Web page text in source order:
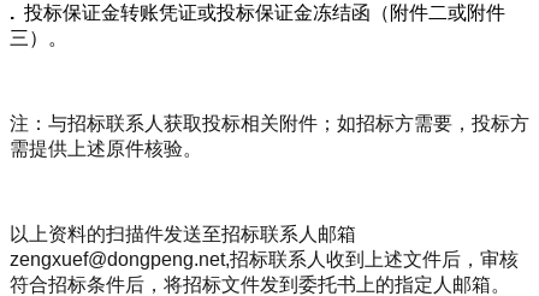
. 投标保证金转账凭证或投标保证金冻结函（附件二或附件
三）。
注：与招标联系人获取投标相关附件；如招标方需要，投标方
需提供上述原件核验。
以上资料的扫描件发送至招标联系人邮箱
zengxuef@dongpeng.net,招标联系人收到上述文件后，审核
符合招标条件后，将招标文件发到委托书上的指定人邮箱。